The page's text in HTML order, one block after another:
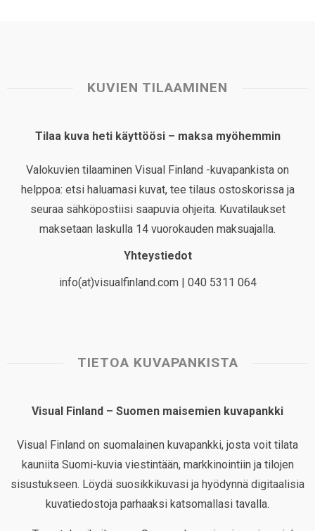
KUVIEN TILAAMINEN
Tilaa kuva heti käyttöösi – maksa myöhemmin
Valokuvien tilaaminen Visual Finland -kuvapankista on
helppoa: etsi haluamasi kuvat, tee tilaus ostoskorissa ja
seuraa sähköpostiisi saapuvia ohjeita. Kuvatilaukset
maksetaan laskulla 14 vuorokauden maksuajalla.
Yhteystiedot
info(at)visualfinland.com | 040 5311 064
TIETOA KUVAPANKISTA
Visual Finland – Suomen maisemien kuvapankki
Visual Finland on suomalainen kuvapankki, josta voit tilata
kauniita Suomi-kuvia viestintään, markkinointiin ja tilojen
sisustukseen. Löydä suosikkikuvasi ja hyödynnä digitaalisia
kuvatiedostoja parhaaksi katsomallasi tavalla.